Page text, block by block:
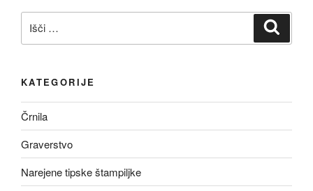
KATEGORIJE
Črnila
Graverstvo
Narejene tipske štampiljke